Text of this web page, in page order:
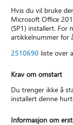
Hvis du vil bruke
Microsoft Office
(SP1) installert. For
artikkelnummer for
2510690 liste over
Krav om omstart
Du trenger ikke å
installert denne
Informasjon om